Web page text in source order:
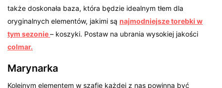
także doskonała baza, która będzie idealnym tłem dla
oryginalnych elementów, jakimi sąnajmodniejsze torebki w
tym sezonie– koszyki. Postaw na ubrania wysokiej jakości
colmar.
Marynarka
Kolejnym elementem w szafie każdej z nas powinna być